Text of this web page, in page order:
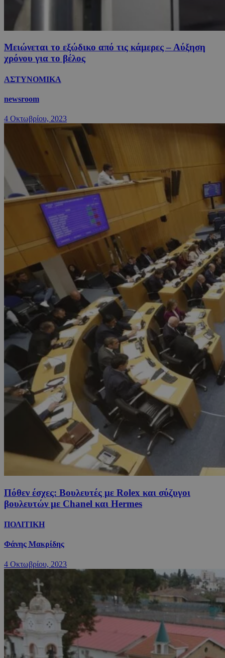
Μειώνεται το εξώδικο από τις κάμερες – Αύξηση
χρόνου για το βέλος
ΑΣΤΥΝΟΜΙΚΑ
newsroom
4 Οκτωβρίου, 2023
Πόθεν έσχες: Βουλευτές με Rolex και σύζυγοι
βουλευτών με Chanel και Hermes
ΠΟΛΙΤΙΚΗ
Φάνης Μακρίδης
4 Οκτωβρίου, 2023